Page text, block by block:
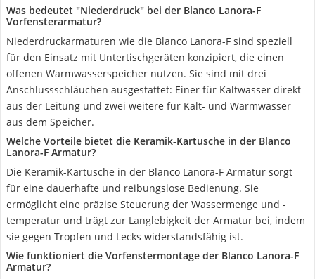
Was bedeutet "Niederdruck" bei der Blanco Lanora-F
Vorfensterarmatur?
Niederdruckarmaturen wie die Blanco Lanora-F sind speziell
für den Einsatz mit Untertischgeräten konzipiert, die einen
offenen Warmwasserspeicher nutzen. Sie sind mit drei
Anschlussschläuchen ausgestattet: Einer für Kaltwasser direkt
aus der Leitung und zwei weitere für Kalt- und Warmwasser
aus dem Speicher.
Welche Vorteile bietet die Keramik-Kartusche in der Blanco
Lanora-F Armatur?
Die Keramik-Kartusche in der Blanco Lanora-F Armatur sorgt
für eine dauerhafte und reibungslose Bedienung. Sie
ermöglicht eine präzise Steuerung der Wassermenge und -
temperatur und trägt zur Langlebigkeit der Armatur bei, indem
sie gegen Tropfen und Lecks widerstandsfähig ist.
Wie funktioniert die Vorfenstermontage der Blanco Lanora-F
Armatur?